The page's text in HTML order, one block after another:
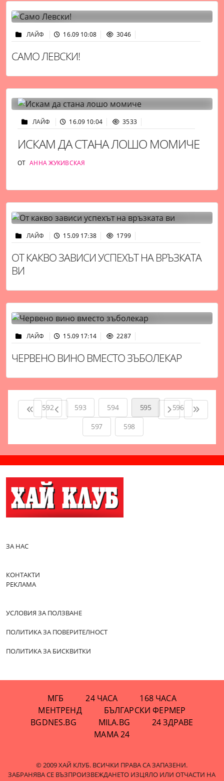
ЛАЙФ 16.09 10:08 3046
САМО ЛЕВСКИ!
ЛАЙФ 16.09 10:04 3533
ИСКАМ ДА СТАНА ЛОШО МОМИЧЕ
ОТ АННА ЖУКИВСКАЯ
ЛАЙФ 15.09 17:38 1799
ОТ КАКВО ЗАВИСИ УСПЕХЪТ НА ВРЪЗКАТА
ВИ
ЛАЙФ 15.09 17:14 2287
ЧЕРВЕНО ВИНО ВМЕСТО ЗЪБОЛЕКАР
592 593 594 595
596
597
598
ЗА НАС
КОНТАКТИ
РЕКЛАМА
УСЛОВИЯ ЗА ПОЛЗВАНЕ
ПОЛИТИКА ЗА ПОВЕРИТЕЛНОСТ
ПОЛИТИКА ЗА БИСКВИТКИ
МГБ 24 ЧАСА
168 ЧАСА
МЕНТРЕНД
БЪЛГАРСКИ ФЕРМЕР
BGDNES.BG
MILA.BG
24 ЗДРАВЕ
МАМА 24
© 2009 ХАЙ КЛУБ. ВСИЧКИ ПРАВА СА ЗАПАЗЕНИ.
ЗАБРАНЯВА СЕ ВЪЗПРОИЗВЕЖДАНЕТО ИЗЦЯЛО ИЛИ ОТЧАСТИ НА